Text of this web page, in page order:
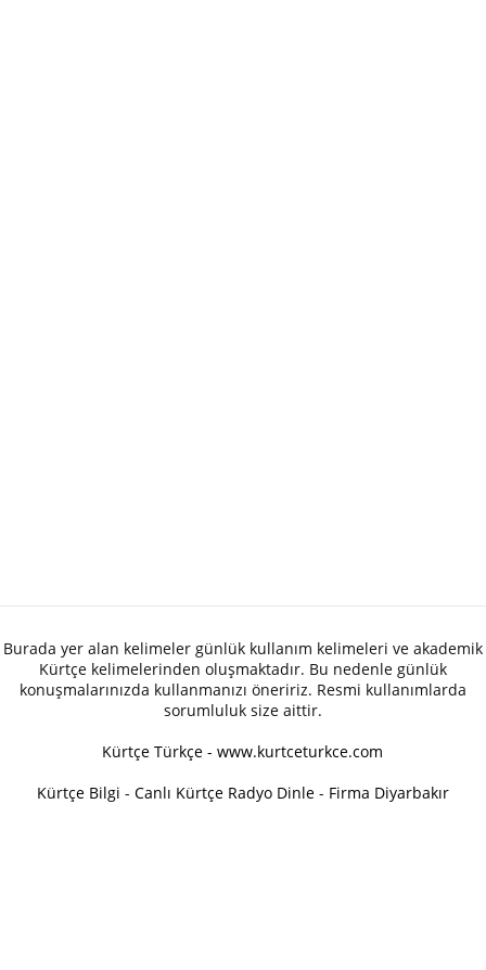
Burada yer alan kelimeler günlük kullanım kelimeleri ve akademik
Kürtçe kelimelerinden oluşmaktadır. Bu nedenle günlük
konuşmalarınızda kullanmanızı öneririz. Resmi kullanımlarda
sorumluluk size aittir.
Kürtçe Türkçe - www.kurtceturkce.com
Kürtçe Bilgi - Canlı Kürtçe Radyo Dinle - Firma Diyarbakır